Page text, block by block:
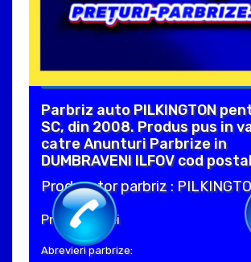
Parbriz auto PILKINGTON
SC, din 2008. Produs pus in
catre Anunturi Parbrize in
DUMBRAVENI ILFOV cod
Producator parbriz :
Pret : 550 Lei
Abrevieri parbrize: